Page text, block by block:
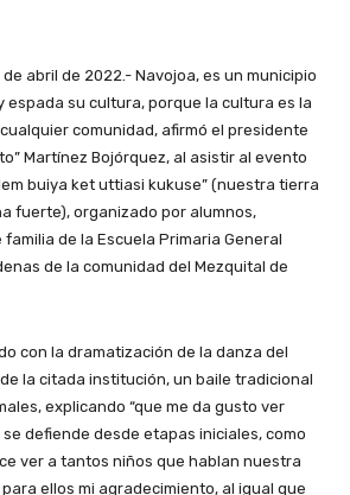
abril de 2022.- Navojoa, es un municipio
espada su cultura, porque la cultura es la
comunidad, afirmó el presidente
Martínez Bojórquez, al asistir al evento
buiya ket uttiasi kukuse” (nuestra tierra
fuerte), organizado por alumnos,
de la Escuela Primaria General
de la comunidad del Mezquital de
con la dramatización de la danza del
la citada institución, un baile tradicional
explicando “que me da gusto ver
defiende desde etapas iniciales, como
ver a tantos niños que hablan nuestra
ellos mi agradecimiento, al igual que